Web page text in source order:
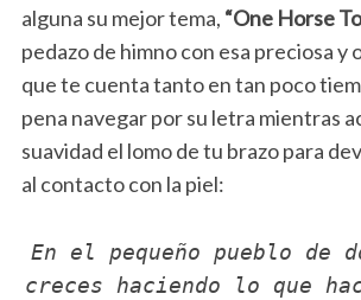
alguna su mejor tema, “One Horse
pedazo de himno con esa preciosa y
que te cuenta tanto en tan poco
pena navegar por su letra mientras
suavidad el lomo de tu brazo para
al contacto con la piel:
En el pequeño pueblo de
creces haciendo lo que